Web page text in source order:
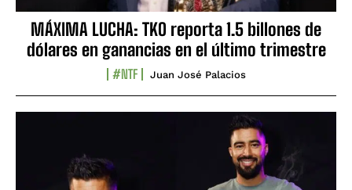
MÁXIMA LUCHA: TKO reporta 1.5 billones de
dólares en ganancias en el último trimestre
#NTF Juan José Palacios